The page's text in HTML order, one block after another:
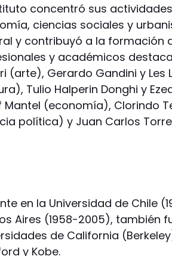
concentró sus
ciencias sociales y
y contribuyó a la formación
y académicos
(arte), Gerardo Gandini y
Tulio Halperin Donghi y
Mantel (economía), Clorindo
política) y Juan Carlos
en la Universidad de Chile
Aires (1958-2005), también
de California
y Kobe.